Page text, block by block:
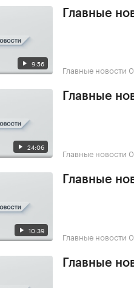
9:56
Главные
Главные новости
24:06
Главные
Главные новости
10:39
Главные
Главные новости
Главные